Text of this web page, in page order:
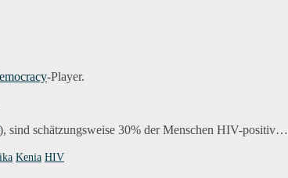
-Player.
), sind schätzungsweise 30% der Menschen HIV-positiv…
Kenia HIV